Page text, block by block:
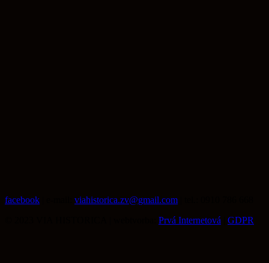
facebook viahistorica.zv@gmail.com
Prvá Internetová GDPR